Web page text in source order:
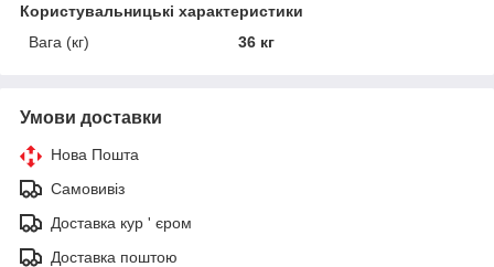
Користувальницькі характеристики
Вага (кг)
36 кг
Умови доставки
Нова Пошта
Самовивіз
Доставка кур ' єром
Доставка поштою